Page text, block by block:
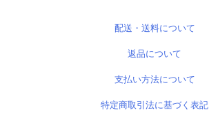
配送・送料について
返品について
支払い方法について
特定商取引法に基づく表記